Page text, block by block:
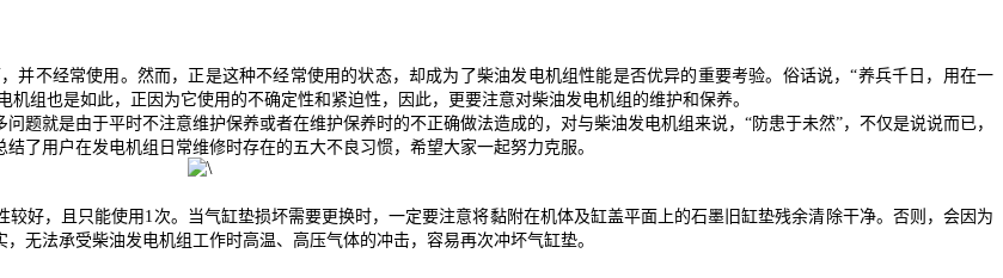
并不经常使用。然而，正是这种不经常使用的状态，却成为了柴油发电机组性能是否优异的重要考验。俗话说，“养兵千日，用在一
组也是如此，正因为它使用的不确定性和紧迫性，因此，更要注意对柴油发电机组的维护和保养。
就是由于平时不注意维护保养或者在维护保养时的不正确做法造成的，对与柴油发电机组来说，“防患于未然”，不仅是说说而已，
了用户在发电机组日常维修时存在的五大不良习惯，希望大家一起努力克服。
，且只能使用1次。当气缸垫损坏需要更换时，一定要注意将黏附在机体及缸盖平面上的石墨旧缸垫残余清除干净。否则，会因为
无法承受柴油发电机组工作时高温、高压气体的冲击，容易再次冲坏气缸垫。